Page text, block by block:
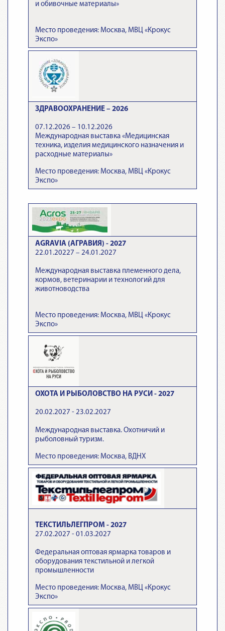
и обивочные материалы»
Место проведения: Москва, МВЦ «Крокус
Экспо»
ЗДРАВООХРАНЕНИЕ – 2026
07.12.2026 – 10.12.2026
Международная выставка «Медицинская
техника, изделия медицинского назначения и
расходные материалы»
Место проведения: Москва, МВЦ «Крокус
Экспо»
AGRAVIA (АГРАВИЯ) - 2027
22.01.20227 – 24.01.2027
Международная выставка племенного дела,
кормов, ветеринарии и технологий для
животноводства
Место проведения: Москва, МВЦ «Крокус
Экспо»
ОХОТА И РЫБОЛОВСТВО НА РУСИ - 2027
20.02.2027 - 23.02.2027
Международная выставка. Охотничий и
рыболовный туризм.
Место проведения: Москва, ВДНХ
ТЕКСТИЛЬЛЕГПРОМ - 2027
27.02.2027 - 01.03.2027
Федеральная оптовая ярмарка товаров и
оборудования текстильной и легкой
промышленности
Место проведения: Москва, МВЦ «Крокус
Экспо»